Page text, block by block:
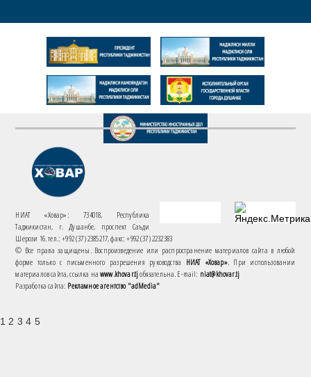
НИАТ «Ховар»: 734018, Республика
Таджикистан, г. Душанбе, проспект Саъди
Шерози 16. тел.: +992 (37) 2385217, факс: +992 (37) 2232383
© Все права защищены. Воспроизведение или распространение материалов сайта в любой
форме только с письменного разрешения руководства НИАТ «Ховар». При использовании
материалов сайта, ссылка наwww.khovar.tjобязательна. E-mail: niat@khovar.tj
Разработка сайта: Рекламное агентство "adMedia"
1 2 3 4 5